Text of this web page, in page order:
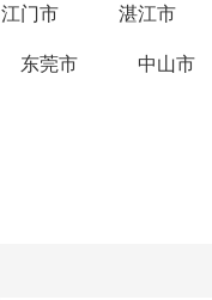
江门市 湛江市
东莞市 中山市